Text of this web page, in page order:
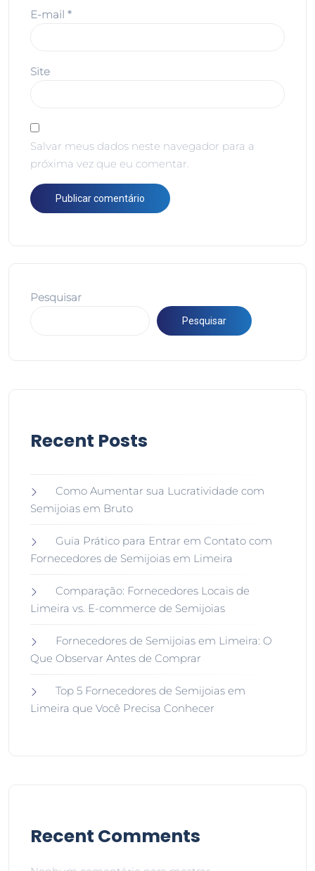
E-mail *
Site
Salvar meus dados neste navegador para a
próxima vez que eu comentar.
Pesquisar
Pesquisar
Recent Posts
Como Aumentar sua Lucratividade com
Semijoias em Bruto
Guia Prático para Entrar em Contato com
Fornecedores de Semijoias em Limeira
Comparação: Fornecedores Locais de
Limeira vs. E-commerce de Semijoias
Fornecedores de Semijoias em Limeira: O
Que Observar Antes de Comprar
Top 5 Fornecedores de Semijoias em
Limeira que Você Precisa Conhecer
Recent Comments